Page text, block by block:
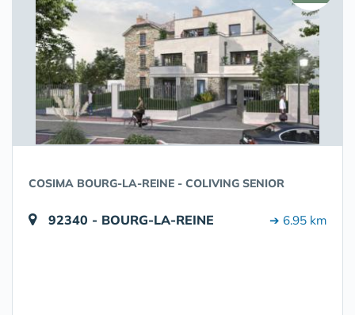
COSIMA BOURG-LA-REINE - COLIVING SENIOR
92340 - BOURG-LA-REINE ➔ 6.95 km